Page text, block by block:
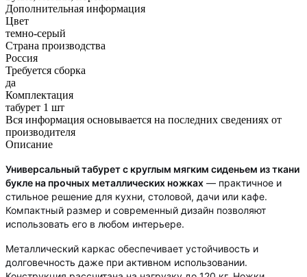
Дополнительная информация
Цвет
темно-серый
Страна производства
Россия
Требуется сборка
да
Комплектация
табурет 1 шт
Вся информация основывается на последних сведениях от
производителя
Описание
Универсальный табурет с круглым мягким сиденьем из ткани
букле на прочных металлических ножках — практичное и
стильное решение для кухни, столовой, дачи или кафе.
Компактный размер и современный дизайн позволяют
использовать его в любом интерьере.
Металлический каркас обеспечивает устойчивость и
долговечность даже при активном использовании.